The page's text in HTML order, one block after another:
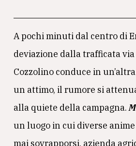
A pochi minuti dal centro di
deviazione dalla trafficata
Cozzolino conduce in
un attimo, il rumore si
alla quiete della campagna.
un luogo in cui diverse
mai sovrapporsi, azienda